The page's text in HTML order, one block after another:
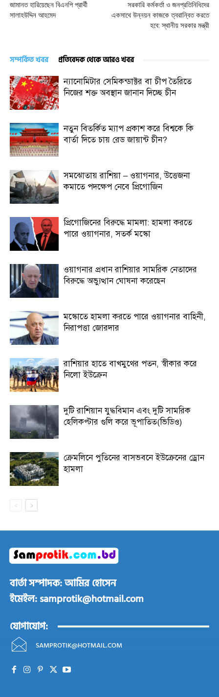
জামানত হারিয়েছেন বিএনপি প্রার্থী
সালাহউদ্দিন আহমেদ
সরকারি কর্মকর্তা ও জনপ্রতিনিধিদের
একসাথে উন্নয়ন কাজকে ত্বরান্বিত করতে
হবে: স্থানীয় সরকার মন্ত্রী
সম্পর্কিত খবর প্রতিবেদক থেকে আরও খবর
ন্যানোমিটার সেমিকন্ডাক্টর বা চীপ তৈরিতে
নিজের শক্ত অবস্থান জানান দিচ্ছে চীন
নতুন বিতর্কিত ম্যাপ প্রকাশ করে বিশ্বকে কি
বার্তা দিতে চায় রেড জায়ান্ট চীন?
সমঝোতায় রাশিয়া – ওয়াগনার, উত্তেজনা
কমাতে পদক্ষেপ নেবে প্রিগোজিন
প্রিগোজিনের বিরুদ্ধে মামলা: হামলা করতে
পারে ওয়াগনার, সতর্ক মস্কো
ওয়াগনার প্রধান রাশিয়ার সামরিক নেতাদের
বিরুদ্ধে অভ্যুত্থান ঘোষনা করেছেন
মস্কোতে হামলা করতে পারে ওয়াগনার বাহিনী,
নিরাপত্তা জোরদার
রাশিয়ার হাতে বাখমুথের পতন, স্বীকার করে
নিলো ইউক্রেন
দুটি রাশিয়ান যুদ্ধবিমান এবং দুটি সামরিক
হেলিকপ্টার গুলি করে ভূপাতিত(ভিডিও)
ক্রেমলিনে পুতিনের বাসভবনে ইউক্রেনের ড্রোন
হামলা
বার্তা সম্পাদক: আমির হোসেন
ইমেইল: samprotik@hotmail.com
যোগাযোগ:
SAMPROTIK@HOTMAIL.COM